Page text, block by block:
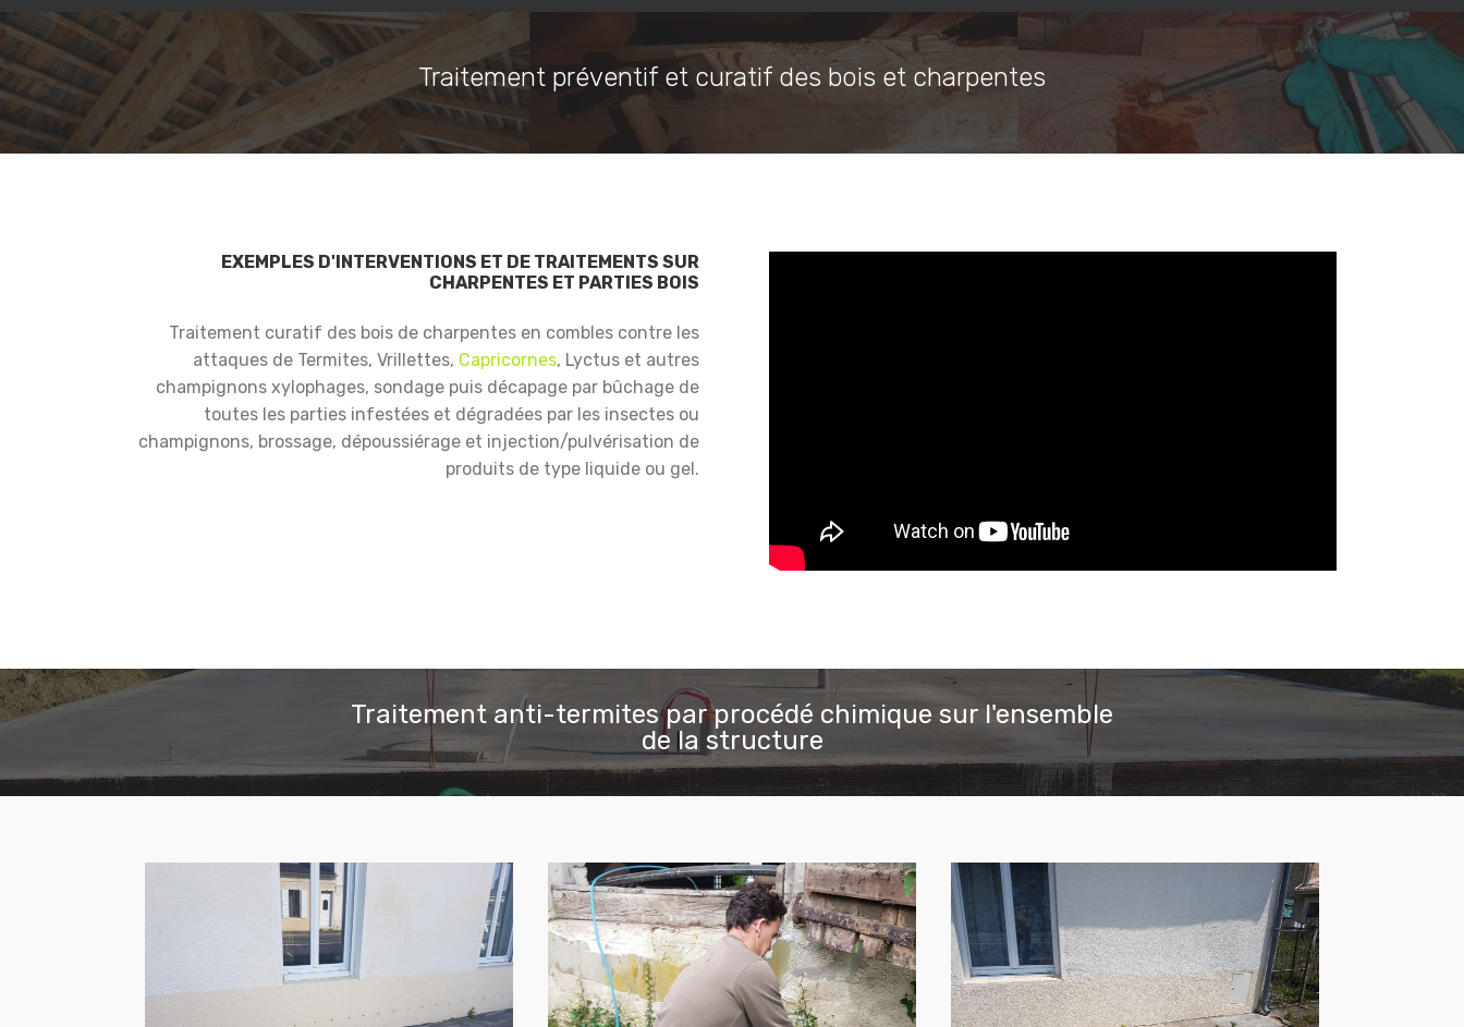
Traitement préventif et curatif des bois et charpentes
EXEMPLES D'INTERVENTIONS ET DE TRAITEMENTS SUR
CHARPENTES ET PARTIES BOIS
Traitement curatif des bois de charpentes en combles contre les
attaques de Termites, Vrillettes, Capricornes, Lyctus et autres
champignons xylophages, sondage puis décapage par bûchage de
toutes les parties infestées et dégradées par les insectes ou
champignons, brossage, dépoussiérage et injection/pulvérisation de
produits de type liquide ou gel.
Traitement anti-termites par procédé chimique sur l'ensemble
de la structure